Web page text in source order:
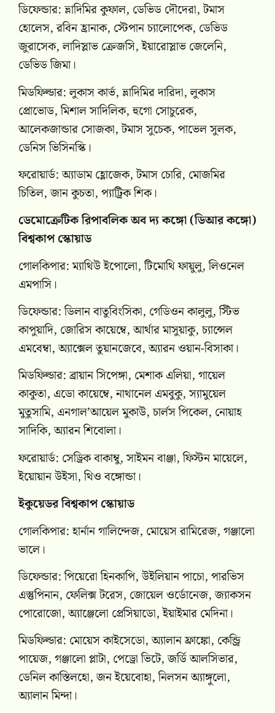
ডিফেন্ডার: ভ্লাদিমির কুফাল, ডেভিড দৌদেরা, টমাস
হোলেস, রবিন হ্রানাক, স্টেপান চ্যালোপেক, ডেভিড
জুরাসেক, লাদিস্লাভ ক্রেজসি, ইয়ারোস্লাভ জেলেনি,
ডেভিড জিমা।
মিডফিল্ডার: লুকাস কার্ভ, ভ্লাদিমির দারিদা, লুকাস
প্রোভোড, মিশাল সাদিলিক, হুগো সোচুরেক,
আলেকজান্ডার সোজকা, টমাস সুচেক, পাভেল সুলক,
ডেনিস ভিসিনস্কি।
ফরোয়ার্ড: অ্যাডাম হ্লোজেক, টমাস চোরি, মোজমির
চিতিল, জান কুচতা, প্যাট্রিক শিক।
ডেমোক্রেটিক রিপাবলিক অব দ্য কঙ্গো (ডিআর কঙ্গো)
বিশ্বকাপ স্কোয়াড
গোলকিপার: ম্যাথিউ ইপোলো, টিমোথি ফায়ুলু, লিওনেল
এমপাসি।
ডিফেন্ডার: ডিলান বাতুবিংসিকা, গেডিওন কালুলু, স্টিভ
কাপুয়াদি, জোরিস কায়েম্বে, আর্থার মাসুয়াকু, চ্যান্সেল
এমবেম্বা, অ্যাক্সেল তুয়ানজেবে, অ্যারন ওয়ান-বিসাকা।
মিডফিল্ডার: ব্রায়ান সিপেঙ্গা, মেশাক এলিয়া, গায়েল
কাকুতা, এডো কায়েম্বে, নাথানেল এমবুকু, স্যামুয়েল
মুতুসামি, এনগাল’আয়েল মুকাউ, চার্লস পিকেল, নোয়াহ
সাদিকি, অ্যারন শিবোলা।
ফরোয়ার্ড: সেড্রিক বাকাম্বু, সাইমন বাঞ্জা, ফিস্টন মায়েলে,
ইয়োয়ান উইসা, থিও বঙ্গোন্ডা।
ইকুয়েডর বিশ্বকাপ স্কোয়াড
গোলকিপার: হার্নান গালিন্দেজ, মোয়েস রামিরেজ, গঞ্জালো
ভালে।
ডিফেন্ডার: পিয়েরো হিনকাপি, উইলিয়ান পাচো, পারভিস
এস্তুপিনান, ফেলিক্স টরেস, জোয়েল ওর্ডোনেজ, জ্যাকসন
পোরোজো, অ্যাঞ্জেলো প্রেসিয়াডো, ইয়াইমার মেদিনা।
মিডফিল্ডার: মোয়েস কাইসেডো, অ্যালান ফ্রাঙ্কো, কেন্ড্রি
পায়েজ, গঞ্জালো প্লাটা, পেড্রো ভিটে, জর্ডি আলসিভার,
ডেনিল কাস্তিলহো, জন ইয়েবোহা, নিলসন অ্যাঙ্গুলো,
অ্যালান মিন্দা।